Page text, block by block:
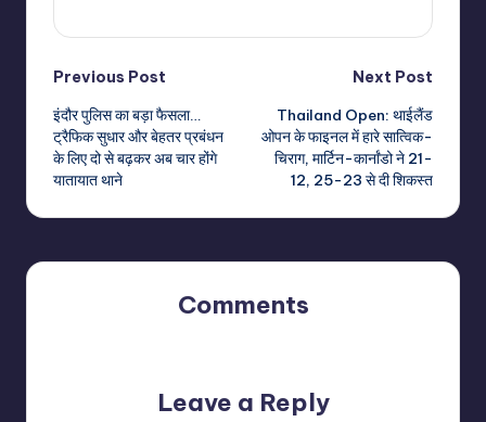
Post
navigation
Previous Post
इंदौर पुलिस का बड़ा फैसला…
ट्रैफिक सुधार और बेहतर प्रबंधन
के लिए दो से बढ़कर अब चार होंगे
यातायात थाने
Next Post
Thailand Open: थाईलैंड
ओपन के फाइनल में हारे सात्विक-
चिराग, मार्टिन-कार्नांडो ने 21-
12, 25-23 से दी शिकस्त
Comments
Leave a Reply